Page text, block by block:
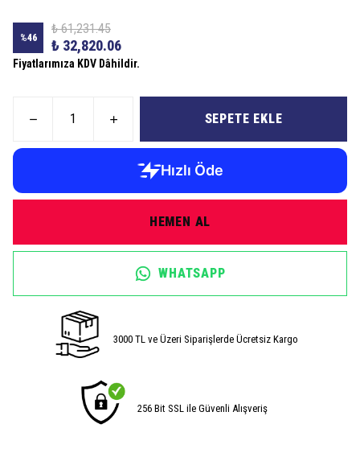
%46
₺ 61,231.45
₺ 32,820.06
Fiyatlarımıza KDV Dâhildir.
SEPETE EKLE
HEMEN AL
WHATSAPP
3000 TL ve Üzeri Siparişlerde Ücretsiz Kargo
256 Bit SSL ile Güvenli Alışveriş